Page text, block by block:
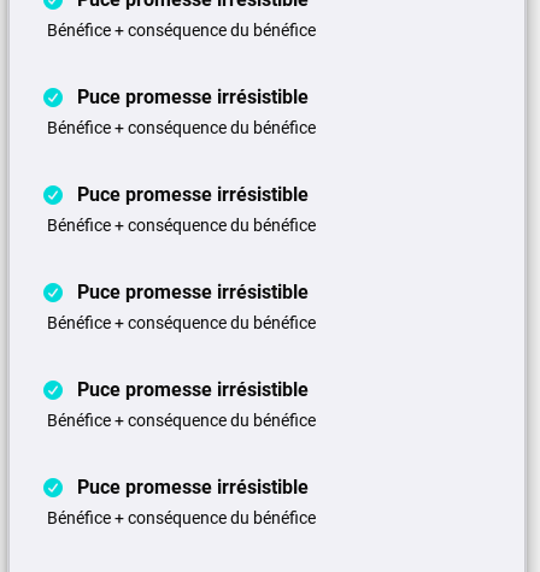
Bénéfice + conséquence du bénéfice
Puce promesse irrésistible
Bénéfice + conséquence du bénéfice
Puce promesse irrésistible
Bénéfice + conséquence du bénéfice
Puce promesse irrésistible
Bénéfice + conséquence du bénéfice
Puce promesse irrésistible
Bénéfice + conséquence du bénéfice
Puce promesse irrésistible
Bénéfice + conséquence du bénéfice